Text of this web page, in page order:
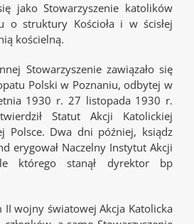
jako Stowarzyszenie katolików
o struktury Kościoła i w ścisłej
kościelną.
Stowarzyszenie zawiązało się
Polski w Poznaniu, odbytej w
1930 r. 27 listopada 1930 r.
Statut Akcji Katolickiej
Polsce. Dwa dni później, ksiądz
erygował Naczelny Instytut Akcji
którego stanął dyrektor bp
II wojny światowej Akcja Katolicka